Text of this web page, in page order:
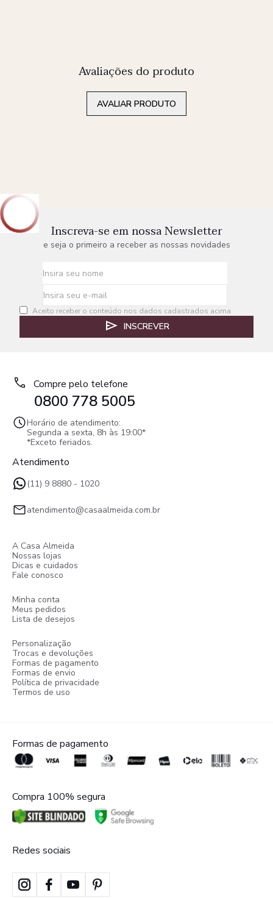
Avaliações do produto
AVALIAR PRODUTO
Inscreva-se em nossa Newsletter
e seja o primeiro a receber as nossas novidades
Aceito receber o conteúdo nos dados cadastrados acima
INSCREVER
Compre pelo telefone
0800 778 5005
Horário de atendimento:
Segunda a sexta, 8h às 19:00*
*Exceto feriados.
Atendimento
(11) 9 8880 - 1020
atendimento@casaalmeida.com.br
A Casa Almeida
Nossas lojas
Dicas e cuidados
Fale conosco
Minha conta
Meus pedidos
Lista de desejos
Personalização
Trocas e devoluções
Formas de pagamento
Formas de envio
Política de privacidade
Termos de uso
Formas de pagamento
Compra 100% segura
Redes sociais